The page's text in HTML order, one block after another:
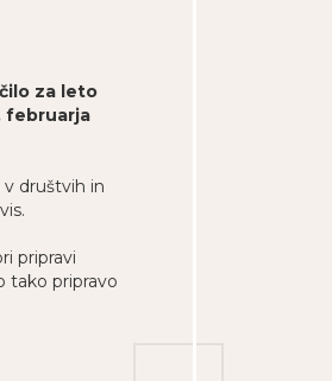
za leto
februarja
društvih in
pripravi
tako pripravo